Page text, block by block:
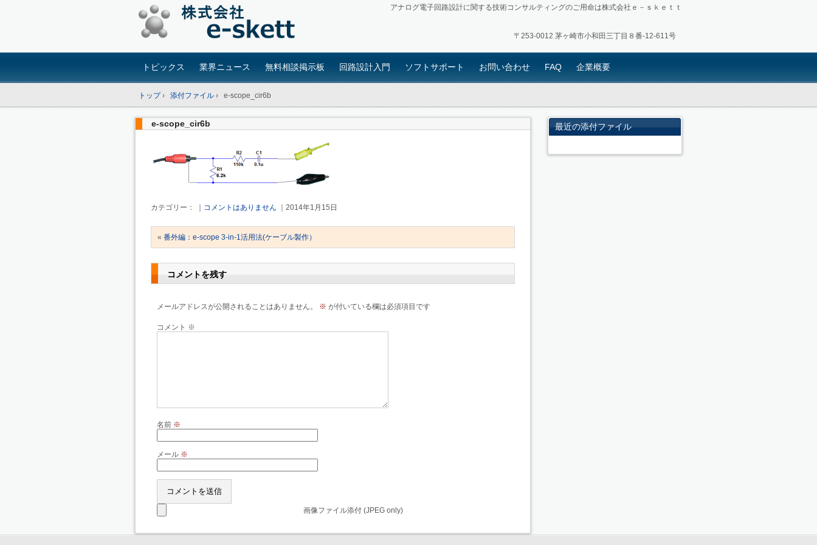
アナログ電子回路設計に関する技術コンサルティングのご用命は株式会社ｅ－ｓｋｅｔｔ
〒253-0012 茅ヶ崎市小和田三丁目８番-12-611号
トピックス 業界ニュース 無料相談掲示板 回路設計入門 ソフトサポート お問い合わせ FAQ 企業概要
トップ› 添付ファイル› e-scope_cir6b
e-scope_cir6b
カテゴリー： ｜ コメントはありません ｜2014年1月15日
« 番外編：e-scope 3-in-1活用法(ケーブル製作）
コメントを残す
メールアドレスが公開されることはありません。 ※ が付いている欄は必須項目です
コメント ※
名前 ※
メール ※
画像ファイル添付 (JPEG only)
最近の添付ファイル